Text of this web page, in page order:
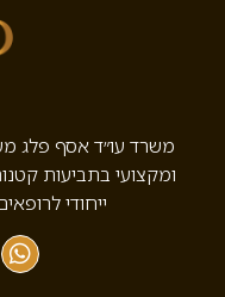
משרד עו״ד אסף פלג
ומקצועי בתביעות
ייחודי